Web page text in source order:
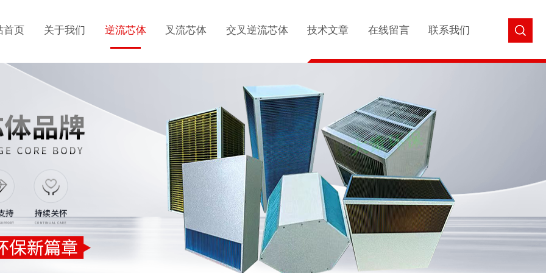
首页 关于我们 逆流芯体 叉流芯体 交叉逆流芯体 技术文章 在线留言 联系我们